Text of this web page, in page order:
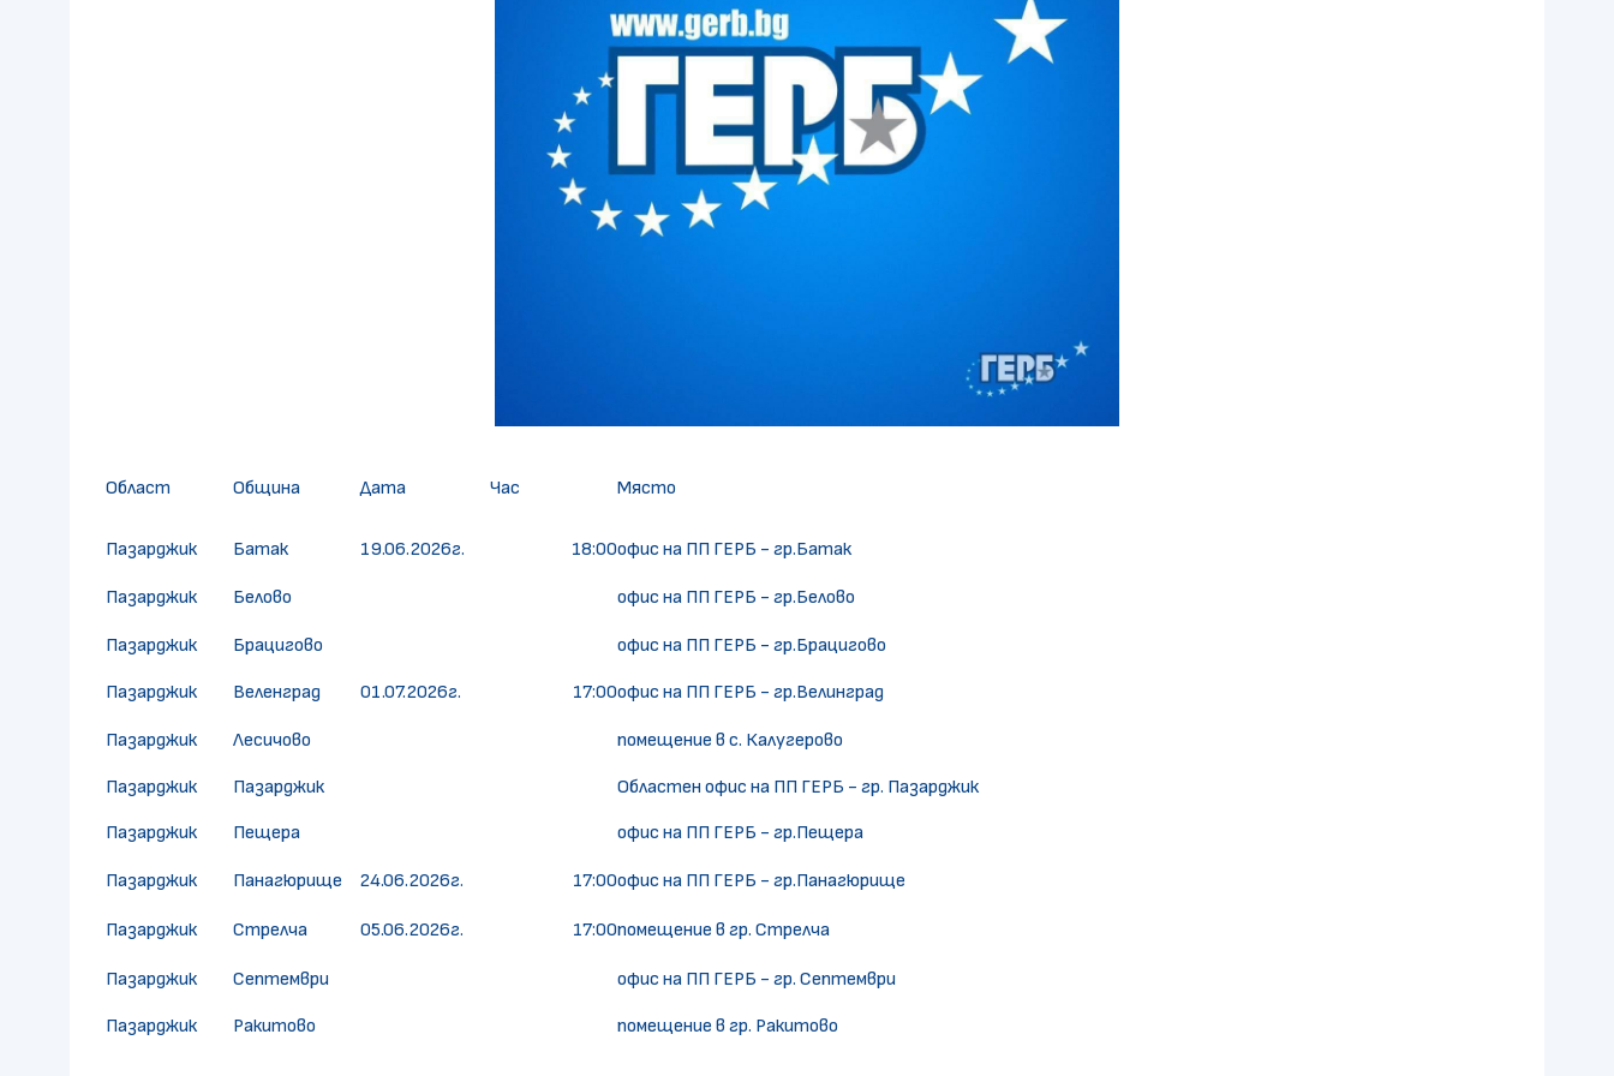
Област Община Дата Час Място
Пазарджик Батак 19.06.2026г. 18:00офис на ПП ГЕРБ - гр.Батак
Пазарджик Белово офис на ПП ГЕРБ - гр.Белово
Пазарджик Брацигово офис на ПП ГЕРБ - гр.Брацигово
Пазарджик Веленград 01.07.2026г. 17:00офис на ПП ГЕРБ - гр.Велинград
Пазарджик Лесичово помещение в с. Калугерово
Пазарджик Пазарджик
Областен офис на ПП ГЕРБ - гр. Пазарджик
Пазарджик
Пещера офис на ПП ГЕРБ - гр.Пещера
Пазарджик Панагюрище 24.06.2026г. 17:00офис на ПП ГЕРБ - гр.Панагюрище
Пазарджик Стрелча 05.06.2026г. 17:00помещение в гр. Стрелча
Пазарджик Септември офис на ПП ГЕРБ - гр. Септември
Пазарджик Ракитово помещение в гр. Ракитово